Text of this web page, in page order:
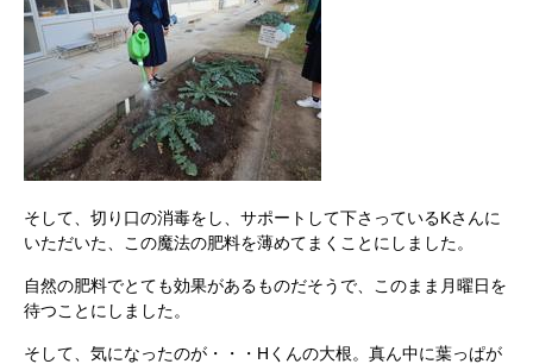
そして、切り口の消毒をし、サポートして下さっているKさんに
いただいた、この魔法の肥料を薄めてまくことにしました。
自然の肥料でとても効果があるものだそうで、このまま月曜日を
待つことにしました。
そして、気になったのが・・・Hくんの大根。真ん中に葉っぱが